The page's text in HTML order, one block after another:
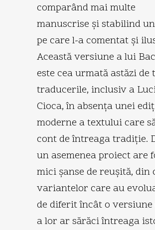
comparând mai multe
manuscrise şi stabilind
pe care l-a comentat şi
Această versiune a lui
este cea urmată astăzi de
traducerile, inclusiv a
Cioca, în absenţa unei
moderne a textului care
cont de întreaga tradiţie.
un asemenea proiect are
mici şanse de reuşită, din
variantelor care au
de diferit încât o
a lor ar sărăci întreaga